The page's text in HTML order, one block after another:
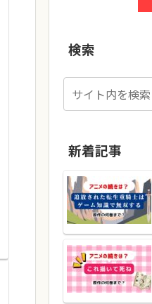
検索
新着記事